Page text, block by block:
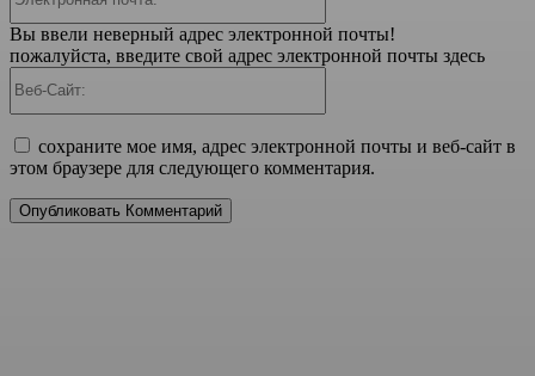
Вы ввели неверный адрес электронной почты!
пожалуйста, введите свой адрес электронной почты здесь
сохраните мое имя, адрес электронной почты и веб-сайт в
этом браузере для следующего комментария.